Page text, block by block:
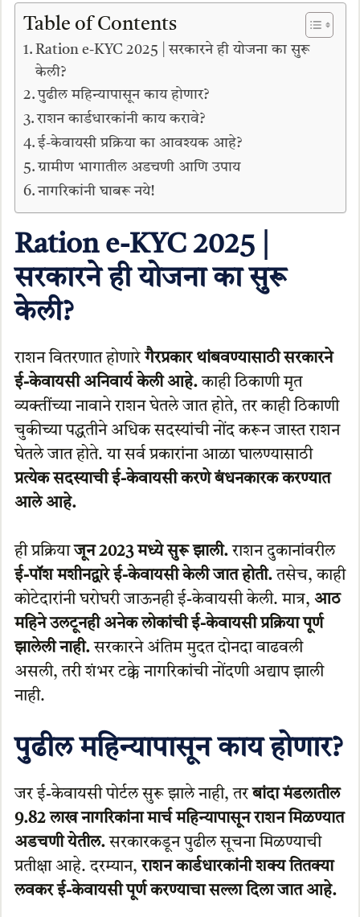
Table of Contents
Ration e-KYC 2025 | सरकारने ही योजना का सुरू
केली?
पुढील महिन्यापासून काय होणार?
राशन कार्डधारकांनी काय करावे?
ई-केवायसी प्रक्रिया का आवश्यक आहे?
ग्रामीण भागातील अडचणी आणि उपाय
नागरिकांनी घाबरू नये!
Ration e-KYC 2025 |
सरकारने ही योजना का सुरू
केली?
राशन वितरणात होणारेगैरप्रकार थांबवण्यासाठी सरकारने
ई-केवायसी अनिवार्य केली आहे.काही ठिकाणी मृत
व्यक्तींच्या नावाने राशन घेतले जात होते, तर काही ठिकाणी
चुकीच्या पद्धतीने अधिक सदस्यांची नोंद करून जास्त राशन
घेतले जात होते. या सर्व प्रकारांना आळा घालण्यासाठी
प्रत्येक सदस्याची ई-केवायसी करणे बंधनकारक करण्यात
आले आहे.
ही प्रक्रियाजून 2023 मध्ये सुरू झाली.राशन दुकानांवरील
ई-पॉश मशीनद्वारे ई-केवायसी केली जात होती.तसेच, काही
कोटेदारांनी घरोघरी जाऊनही ई-केवायसी केली. मात्र, आठ
महिने उलटूनही अनेक लोकांची ई-केवायसी प्रक्रिया पूर्ण
झालेली नाही.सरकारने अंतिम मुदत दोनदा वाढवली
असली, तरी शंभर टक्के नागरिकांची नोंदणी अद्याप झाली
नाही.
पुढील महिन्यापासून काय होणार?
जर ई-केवायसी पोर्टल सुरू झाले नाही, तरबांदा मंडलातील
9.82 लाख नागरिकांना मार्च महिन्यापासून राशन मिळण्यात
अडचणी येतील.सरकारकडून पुढील सूचना मिळण्याची
प्रतीक्षा आहे. दरम्यान,राशन कार्डधारकांनी शक्य तितक्या
लवकर ई-केवायसी पूर्ण करण्याचा सल्ला दिला जात आहे.